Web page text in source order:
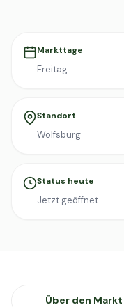
Markttage
Freitag
Standort
Wolfsburg
Status heute
Jetzt geöffnet
Über den Markt